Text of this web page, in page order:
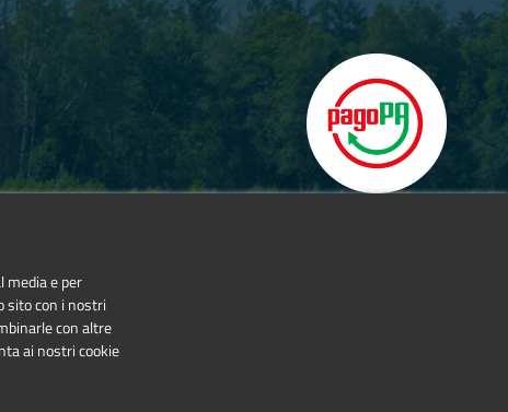
media e per
sito con i nostri
con altre
ai nostri cookie